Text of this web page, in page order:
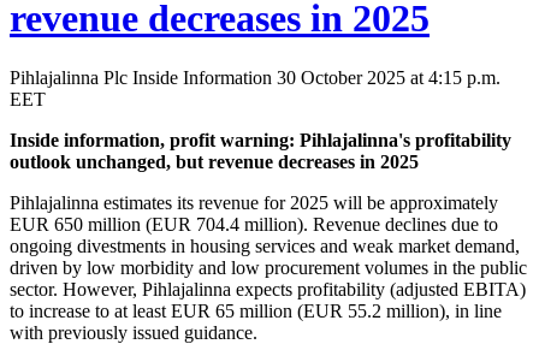
revenue decreases in 2025
Pihlajalinna Plc Inside Information 30 October 2025 at 4:15 p.m.
EET
Inside information, profit warning: Pihlajalinna's profitability
outlook unchanged, but revenue decreases in 2025
Pihlajalinna estimates its revenue for 2025 will be approximately
EUR 650 million (EUR 704.4 million). Revenue declines due to
ongoing divestments in housing services and weak market demand,
driven by low morbidity and low procurement volumes in the public
sector. However, Pihlajalinna expects profitability (adjusted EBITA)
to increase to at least EUR 65 million (EUR 55.2 million), in line
with previously issued guidance.